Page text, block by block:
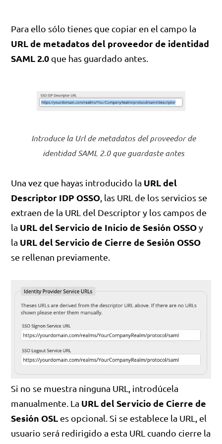
Para ello sólo tienes que copiar en el campo la
URL de metadatos del proveedor de identidad
SAML 2.0 que has guardado antes.
Introduce la Url de metadatos del proveedor de
identidad SAML 2.0 que guardaste antes
Una vez que hayas introducido la URL del
Descriptor IDP OSSO , las URL de los servicios se
extraen de la URL del Descriptor y los campos de
la URL del Servicio de Inicio de Sesión OSSOy
la URL del Servicio de Cierre de Sesión OSSO
se rellenan previamente.
Si no se muestra ninguna URL, introdúcela
manualmente. La URL del Servicio de Cierre de
Sesión OSL es opcional. Si se establece la URL, el
usuario será redirigido a esta URL cuando cierre la